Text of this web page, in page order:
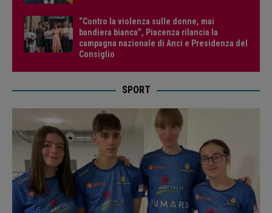
“Contro la violenza sulle donne, mai
bandiera bianca”, Piacenza rilancia la
campagna nazionale di Anci e Presidenza del
Consiglio
SPORT